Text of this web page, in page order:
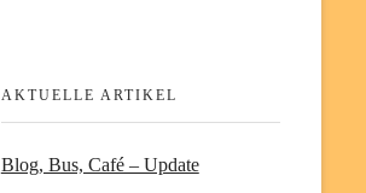
AKTUELLE ARTIKEL
Blog, Bus, Café – Update